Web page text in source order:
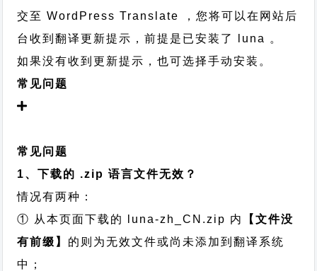
交至 WordPress Translate ，您将可以在网站后
台收到翻译更新提示，前提是已安装了 luna 。
如果没有收到更新提示，也可选择手动安装。
常见问题
常见问题
1、下载的 .zip 语言文件无效？
情况有两种：
① 从本页面下载的 luna-zh_CN.zip 内
【文件没
有前缀】 的则为无效文件或尚未添加到翻译系统
中；